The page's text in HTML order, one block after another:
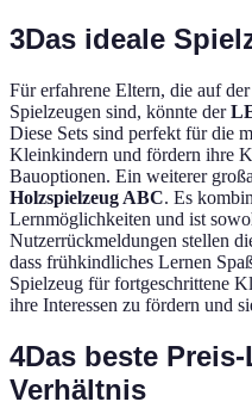
3Das ideale
Für erfahrene Eltern, die auf
Spielzeugen sind, könnte der
Diese Sets sind perfekt für die
Kleinkindern und fördern ihre
Bauoptionen. Ein weiterer
Holzspielzeug ABC. Es
Lernmöglichkeiten und ist
Nutzerrückmeldungen stellen
dass frühkindliches Lernen
Spielzeug für fortgeschrittene
ihre Interessen zu fördern und
4Das beste
Verhältnis